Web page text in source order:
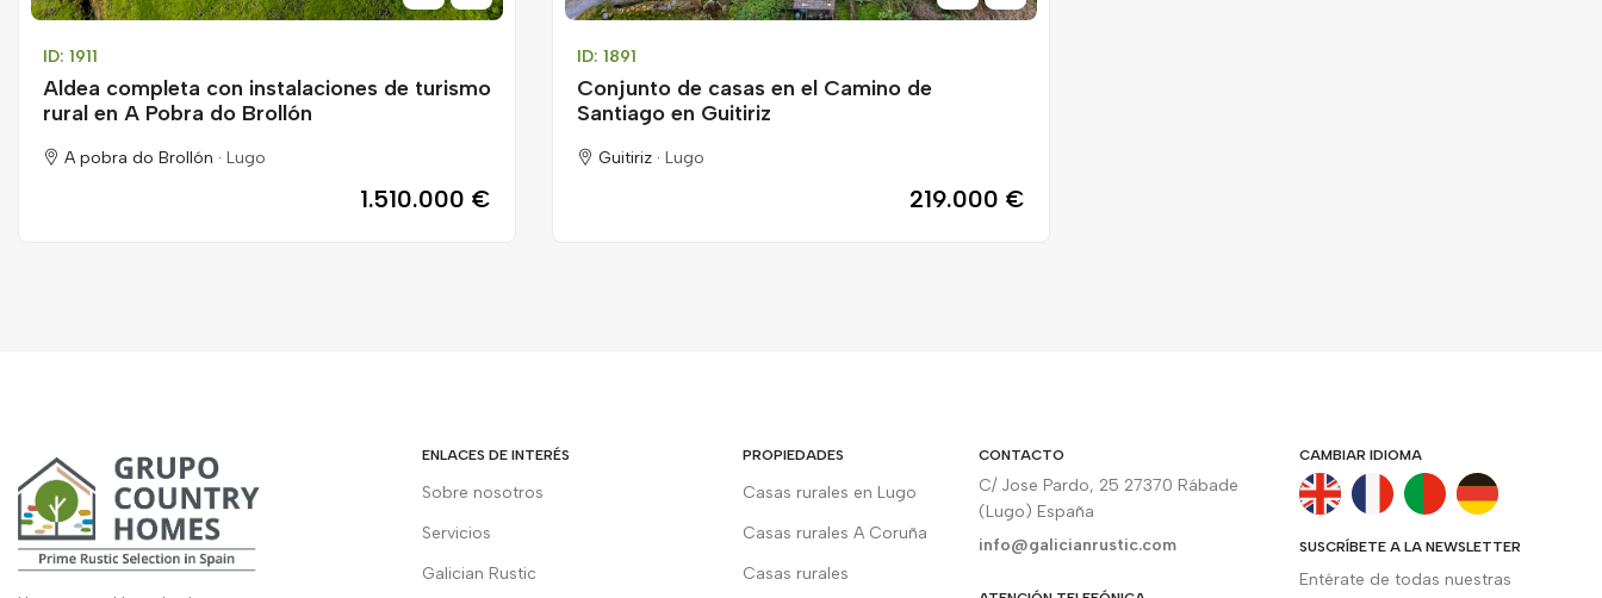
ID: 1911
Aldea completa con instalaciones de turismo
rural en A Pobra do Brollón
A pobra do Brollón · Lugo
1.510.000 €
ID: 1891
Conjunto de casas en el Camino de
Santiago en Guitiriz
Guitiriz · Lugo
219.000 €
ENLACES DE INTERÉS
Sobre nosotros
Servicios
Galician Rustic
PROPIEDADES
Casas rurales en Lugo
Casas rurales A Coruña
Casas rurales
CONTACTO
C/ Jose Pardo, 25 27370 Rábade
(Lugo) España
info@galicianrustic.com
CAMBIAR IDIOMA
SUSCRÍBETE A LA NEWSLETTER
Entérate de todas nuestras